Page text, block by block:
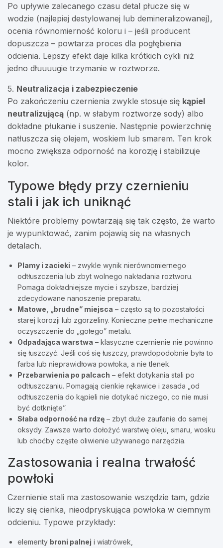
Po upływie zalecanego czasu detal płucze się w
wodzie (najlepiej destylowanej lub demineralizowanej),
ocenia równomierność koloru i – jeśli producent
dopuszcza – powtarza proces dla pogłębienia
odcienia. Lepszy efekt daje kilka krótkich cykli niż
jedno dłuuuugie trzymanie w roztworze.
5. Neutralizacja i zabezpieczenie
Po zakończeniu czernienia zwykle stosuje się kąpiel
neutralizującą (np. w słabym roztworze sody) albo
dokładne płukanie i suszenie. Następnie powierzchnię
natłuszcza się olejem, woskiem lub smarem. Ten krok
mocno zwiększa odporność na korozję i stabilizuje
kolor.
Typowe błędy przy czernieniu
stali i jak ich uniknąć
Niektóre problemy powtarzają się tak często, że warto
je wypunktować, zanim pojawią się na własnych
detalach.
Plamy i zacieki – zwykle wynik nierównomiernego
odtłuszczenia lub zbyt wolnego nakładania roztworu.
Pomaga dokładniejsze mycie i szybsze, bardziej
zdecydowane nanoszenie preparatu.
Matowe, „brudne” miejsca – często są to pozostałości
starej korozji lub zgorzeliny. Konieczne pełne mechaniczne
oczyszczenie do „gołego” metalu.
Odpadająca warstwa – klasyczne czernienie nie powinno
się łuszczyć. Jeśli coś się łuszczy, prawdopodobnie była to
farba lub nieprawidłowa powłoka, a nie tlenek.
Przebarwienia po palcach – efekt dotykania stali po
odtłuszczaniu. Pomagają cienkie rękawice i zasada „od
odtłuszczenia do kąpieli nie dotykać niczego, co nie musi
być dotknięte”.
Słaba odporność na rdzę – zbyt duże zaufanie do samej
oksydy. Zawsze warto dołożyć warstwę oleju, smaru, wosku
lub choćby częste oliwienie używanego narzędzia.
Zastosowania i realna trwałość
powłoki
Czernienie stali ma zastosowanie wszędzie tam, gdzie
liczy się cienka, nieodpryskująca powłoka w ciemnym
odcieniu. Typowe przykłady:
elementy broni palnej i wiatrówek,